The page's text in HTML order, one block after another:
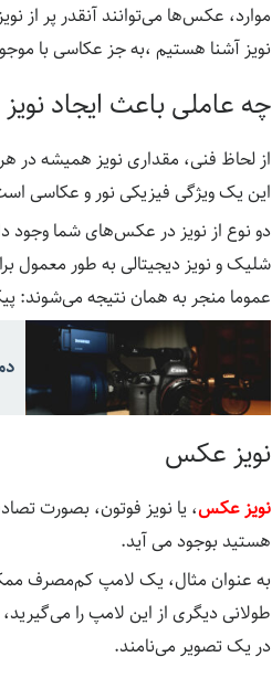
موارد، عکس‌ها می‌توانند آنقدر پر از
نویز آشنا هستیم ،به جز عکاسی با
چه عاملی باعث ایجاد
از لحاظ فنی، مقداری نویز همیشه
این یک ویژگی فیزیکی نور و عکاسی
دو نوع از نویز در عکس‌های شما وجود
شلیک و نویز دیجیتالی به طور معمول
عموما منجر به همان نتیجه می‌شوند:
نویز عکس
نویز عکس، یا نویز فوتون، بصورت
هستید بوجود می آید.
طولانی دیگری از این لامپ را
در یک تصویر می‌نامند.